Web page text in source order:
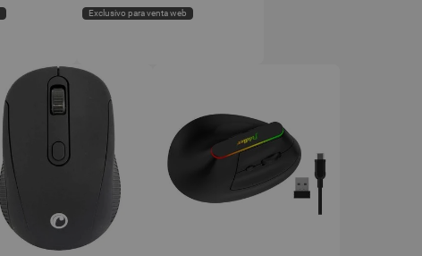
Exclusivo para venta web